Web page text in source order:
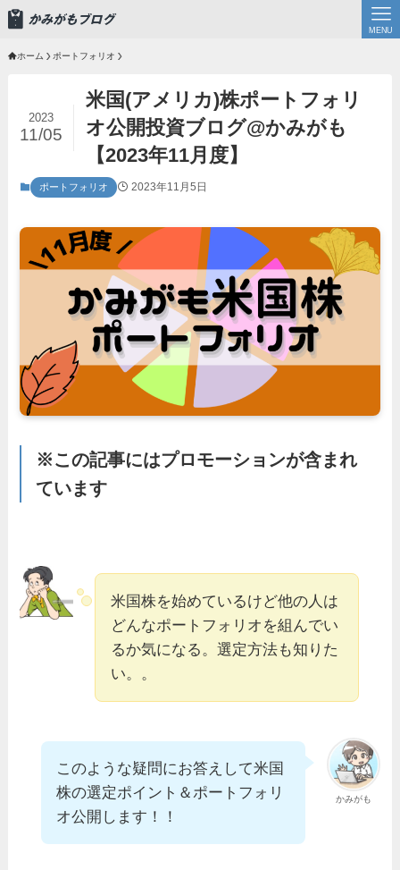
MENU
ホーム ポートフォリオ
米国(アメリカ)株ポートフォリ
オ公開投資ブログ@かみがも
【2023年11月度】
2023
11/05
ポートフォリオ 2023年11月5日
※この記事にはプロモーションが含まれ
ています
米国株を始めているけど他の人は
どんなポートフォリオを組んでい
るか気になる。選定方法も知りた
い。。
かみがも
このような疑問にお答えして米国
株の選定ポイント＆ポートフォリ
オ公開します！！